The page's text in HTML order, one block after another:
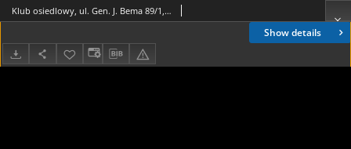
Show details
Klub osiedlowy, ul. Gen. J. Bema 89/1, Białystok, ok. 1975 r., fot. ze zbiorów Andrzeja Trzcińskiego